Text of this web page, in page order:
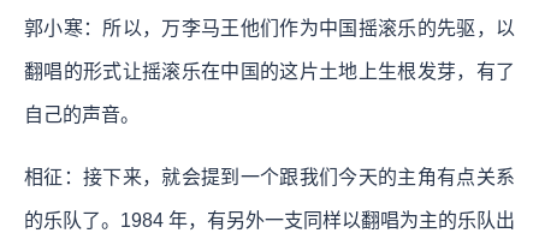
郭小寒：所以，万李马王他们作为中国摇滚乐的先驱，以
翻唱的形式让摇滚乐在中国的这片土地上生根发芽，有了
自己的声音。
相征：接下来，就会提到一个跟我们今天的主角有点关系
的乐队了。1984 年，有另外一支同样以翻唱为主的乐队出